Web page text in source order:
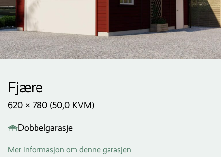
Fjære
620 × 780 (50,0 KVM)
Dobbelgarasje
Mer informasjon om denne garasjen